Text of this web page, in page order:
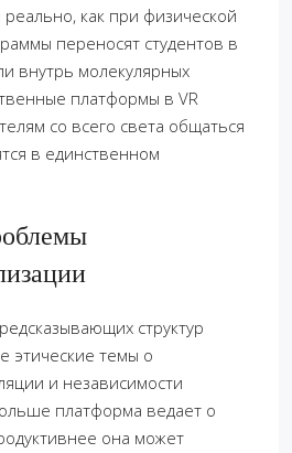
реально, как при физической
переносят студентов в
внутрь молекулярных
платформы в VR
со всего света общаться
в единственном
структур
этические темы о
и независимости
платформа ведает о
она может